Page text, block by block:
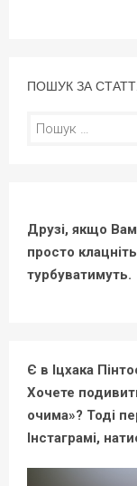
ПОШУК ЗА
Пошук:
Друзі, якщо
просто
турбуватимуть.
Є в Іцхака
Хочете
очима»? Тоді
Інстаграмі,